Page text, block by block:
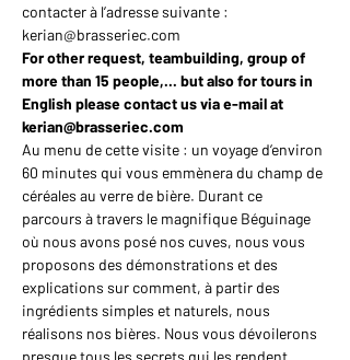
contacter à l’adresse suivante :
kerian@brasseriec.com
For other request, teambuilding, group of
more than 15 people,... but also for tours in
English please contact us via e-mail at
kerian@brasseriec.com
Au menu de cette visite : un voyage d’environ
60 minutes qui vous emmènera du champ de
céréales au verre de bière. Durant ce
parcours à travers le magnifique Béguinage
où nous avons posé nos cuves, nous vous
proposons des démonstrations et des
explications sur comment, à partir des
ingrédients simples et naturels, nous
réalisons nos bières. Nous vous dévoilerons